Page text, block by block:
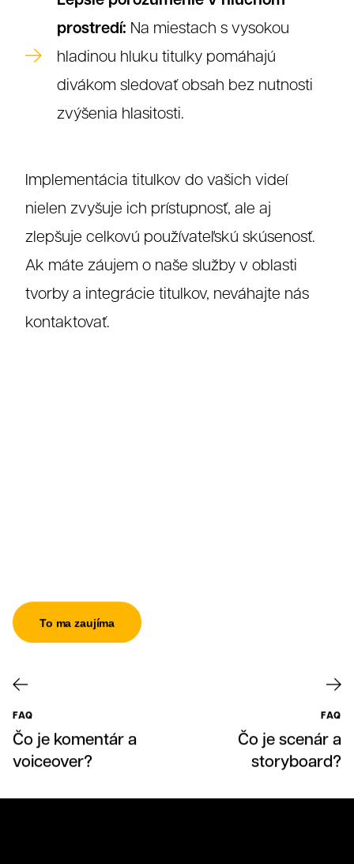
Grafika
prostredí: Na miestach s vysokou
hladinou hluku titulky pomáhajú
divákom sledovať obsah bez nutnosti
zvýšenia hlasitosti.
Implementácia titulkov do vašich videí
nielen zvyšuje ich prístupnosť, ale aj
zlepšuje celkovú používateľskú skúsenosť.
Ak máte záujem o naše služby v oblasti
tvorby a integrácie titulkov, neváhajte nás
kontaktovať.
To ma zaujíma
FAQ
Čo je komentár a
voiceover?
FAQ
Čo je scenár a
storyboard?